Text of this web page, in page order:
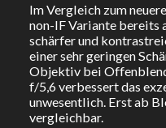
Im Vergleich zum
non-IF Variante bereits
schärfer und
einer sehr geringen
Objektiv bei
f/5,6 verbessert das
unwesentlich. Erst ab
vergleichbar.